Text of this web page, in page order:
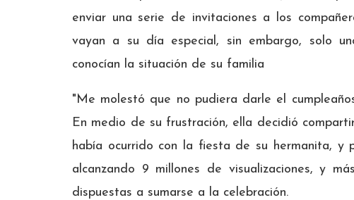
enviar una serie de invitaciones a los
vayan a su día especial, sin embargo, solo
conocían la situación de su familia
"Me molestó que no pudiera darle el
En medio de su frustración, ella decidió
había ocurrido con la fiesta de su hermanita, y
alcanzando 9 millones de visualizaciones, y
dispuestas a sumarse a la celebración.